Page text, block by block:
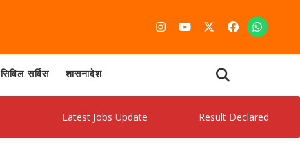
सिविल सर्विस शासनादेश
Latest Jobs Update Result Declared